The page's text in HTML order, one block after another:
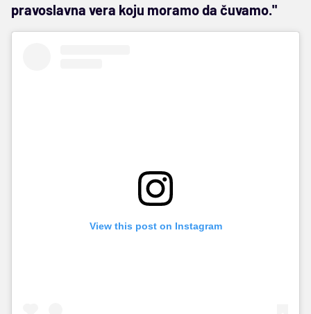
pravoslavna vera koju moramo da čuvamo."
View this post on Instagram